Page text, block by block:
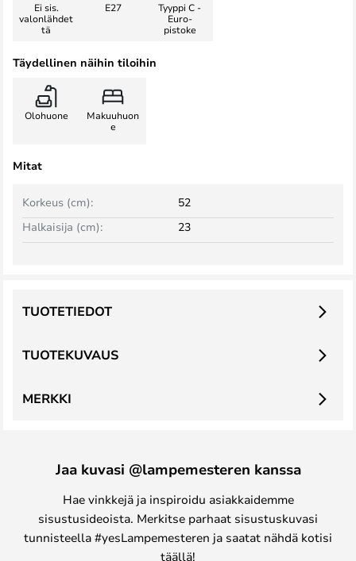
Ei sis.
valonlähdet
tä
E27
Tyyppi C -
Euro-
pistoke
Täydellinen näihin tiloihin
Olohuone
Makuuhuon
e
Mitat
Korkeus (cm):
52
Halkaisija (cm):
23
TUOTEKUVAUS
TUOTETIEDOT
MERKKI
Jaa kuvasi @lampemesteren kanssa
Hae vinkkejä ja inspiroidu asiakkaidemme
sisustusideoista. Merkitse parhaat sisustuskuvasi
tunnisteella #yesLampemesteren ja saatat nähdä kotisi
täällä!